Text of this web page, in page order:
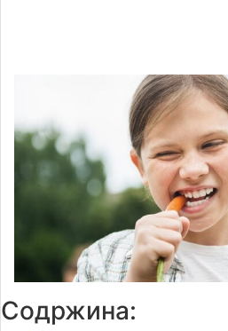
Содржина: